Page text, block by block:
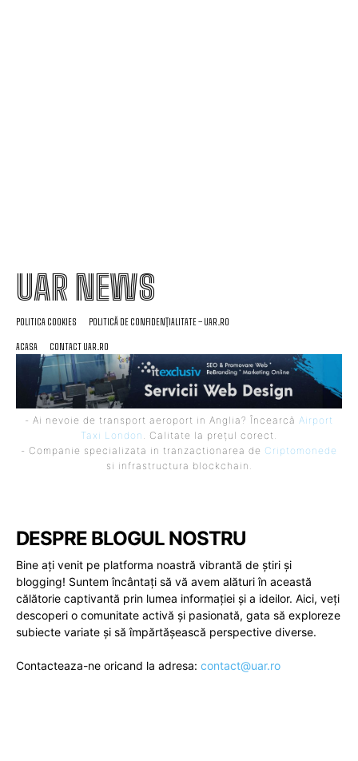
UAR NEWS
POLITICA COOKIES POLITICĂ DE CONFIDENȚIALITATE – UAR.RO
ACASA CONTACT UAR.RO
- Ai nevoie de transport aeroport in Anglia? Încearcă Airport
Taxi London
. Calitate la prețul corect.
- Companie specializata in tranzactionarea de Criptomonede
si infrastructura blockchain.
DESPRE BLOGUL NOSTRU
Bine ați venit pe platforma noastră vibrantă de știri și
blogging! Suntem încântați să vă avem alături în această
călătorie captivantă prin lumea informației și a ideilor. Aici, veți
descoperi o comunitate activă și pasionată, gata să exploreze
subiecte variate și să împărtășească perspective diverse.
Contacteaza-ne oricand la adresa: contact@uar.ro